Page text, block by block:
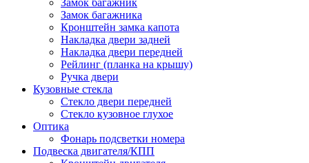
Замок багажника
Кронштейн замка капота
Накладка двери задней
Накладка двери передней
Рейлинг (планка на крышу)
Ручка двери
Кузовные стекла
Стекло двери передней
Стекло кузовное глухое
Оптика
Фонарь подсветки номера
Подвеска двигателя/КПП